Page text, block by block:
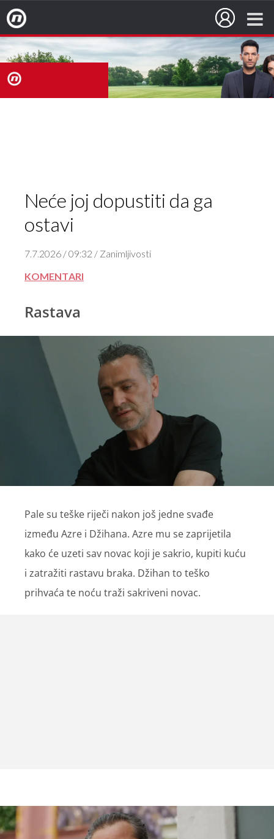
Nova TV
Neće joj dopustiti da ga
ostavi
7.7.2026 / 09:32 / Zanimljivosti
KOMENTARI
Rastava
Pale su teške riječi nakon još jedne svađe
između Azre i Džihana. Azre mu se zaprijetila
kako će uzeti sav novac koji je sakrio, kupiti kuću
i zatražiti rastavu braka. Džihan to teško
prihvaća te noću traži sakriveni novac.